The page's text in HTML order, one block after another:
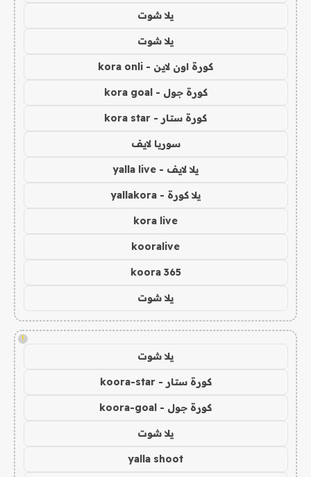
يلا شوت
يلا شوت
كورة اون لاين - kora onli
كورة جول - kora goal
كورة ستار - kora star
سوريا لايف
يلا لايف - yalla live
يلا كورة - yallakora
kora live
kooralive
koora 365
يلا شوت
!
يلا شوت
كورة ستار - koora-star
كورة جول - koora-goal
يلا شوت
yalla shoot